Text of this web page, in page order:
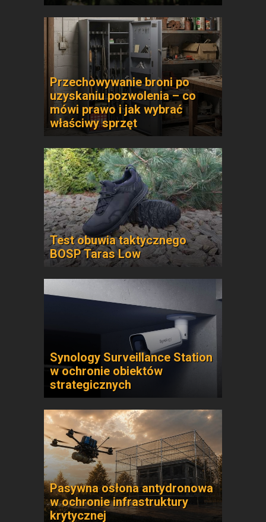
Przechowywanie broni po
uzyskaniu pozwolenia – co
mówi prawo i jak wybrać
właściwy sprzęt
Test obuwia taktycznego
BOSP Taras Low
Synology Surveillance Station
w ochronie obiektów
strategicznych
Pasywna osłona antydronowa
w ochronie infrastruktury
krytycznej